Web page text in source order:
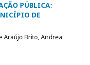
PÚBLICA:
DE
Araújo Brito, Andrea